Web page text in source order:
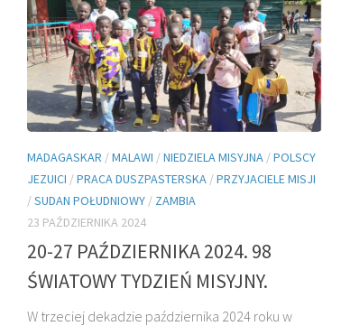
MADAGASKAR /MALAWI /NIEDZIELA MISYJNA /POLSCY
JEZUICI /PRACA DUSZPASTERSKA /PRZYJACIELE MISJI
/SUDAN POŁUDNIOWY / ZAMBIA
23 PAŹDZIERNIKA 2024
20-27 PAŹDZIERNIKA 2024. 98
ŚWIATOWY TYDZIEŃ MISYJNY.
W trzeciej dekadzie października 2024 roku w